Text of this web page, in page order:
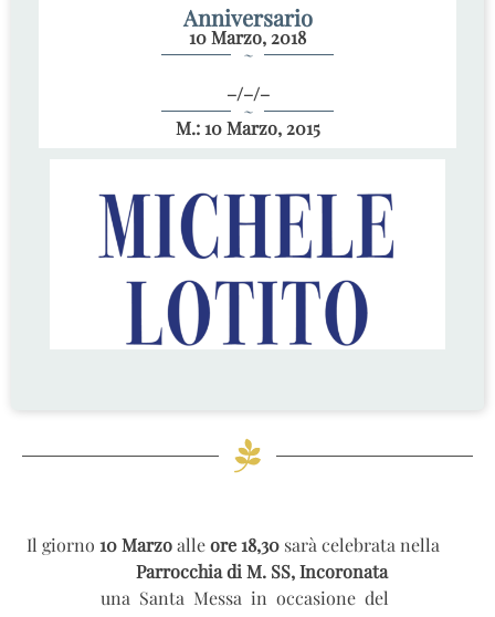
Anniversario
10 Marzo, 2018
~
–/–/–
~
M.: 10 Marzo, 2015
Il giorno 10 Marzoalleore 18,30 sarà celebrata nella
Parrocchia di M. SS, Incoronata
una Santa Messa in occasione del